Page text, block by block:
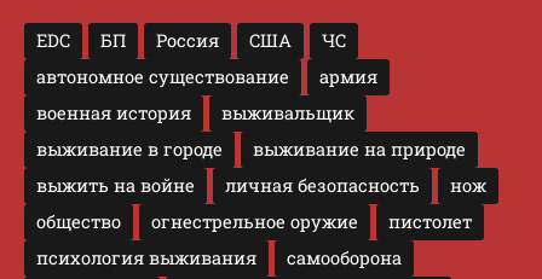
EDC БП Россия США
ЧС
автономное существование
армия
военная история
выживальщик
выживание в городе
выживание на природе
выжить на войне
личная безопасность
нож
общество
огнестрельное оружие
пистолет
психология выживания
самооборона